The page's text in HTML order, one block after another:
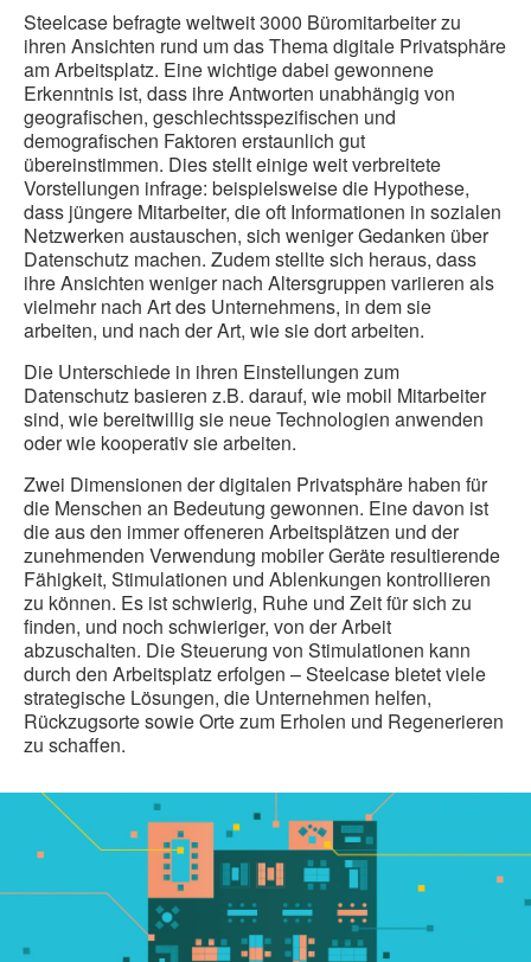
Steelcase befragte weltweit 3000 Büromitarbeiter zu
ihren Ansichten rund um das Thema digitale Privatsphäre
am Arbeitsplatz. Eine wichtige dabei gewonnene
Erkenntnis ist, dass ihre Antworten unabhängig von
geografischen, geschlechtsspezifischen und
demografischen Faktoren erstaunlich gut
übereinstimmen. Dies stellt einige weit verbreitete
Vorstellungen infrage: beispielsweise die Hypothese,
dass jüngere Mitarbeiter, die oft Informationen in sozialen
Netzwerken austauschen, sich weniger Gedanken über
Datenschutz machen. Zudem stellte sich heraus, dass
ihre Ansichten weniger nach Altersgruppen variieren als
vielmehr nach Art des Unternehmens, in dem sie
arbeiten, und nach der Art, wie sie dort arbeiten.
Die Unterschiede in ihren Einstellungen zum
Datenschutz basieren z.B. darauf, wie mobil Mitarbeiter
sind, wie bereitwillig sie neue Technologien anwenden
oder wie kooperativ sie arbeiten.
Zwei Dimensionen der digitalen Privatsphäre haben für
die Menschen an Bedeutung gewonnen. Eine davon ist
die aus den immer offeneren Arbeitsplätzen und der
zunehmenden Verwendung mobiler Geräte resultierende
Fähigkeit, Stimulationen und Ablenkungen kontrollieren
zu können. Es ist schwierig, Ruhe und Zeit für sich zu
finden, und noch schwieriger, von der Arbeit
abzuschalten. Die Steuerung von Stimulationen kann
durch den Arbeitsplatz erfolgen – Steelcase bietet viele
strategische Lösungen, die Unternehmen helfen,
Rückzugsorte sowie Orte zum Erholen und Regenerieren
zu schaffen.